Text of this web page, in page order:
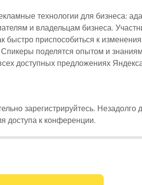
технологии для бизнеса:
и владельцам бизнеса.
быстро приспособиться к
поделятся опытом и
доступных предложениях
зарегистрируйтесь. Незадолго
доступа к конференции.